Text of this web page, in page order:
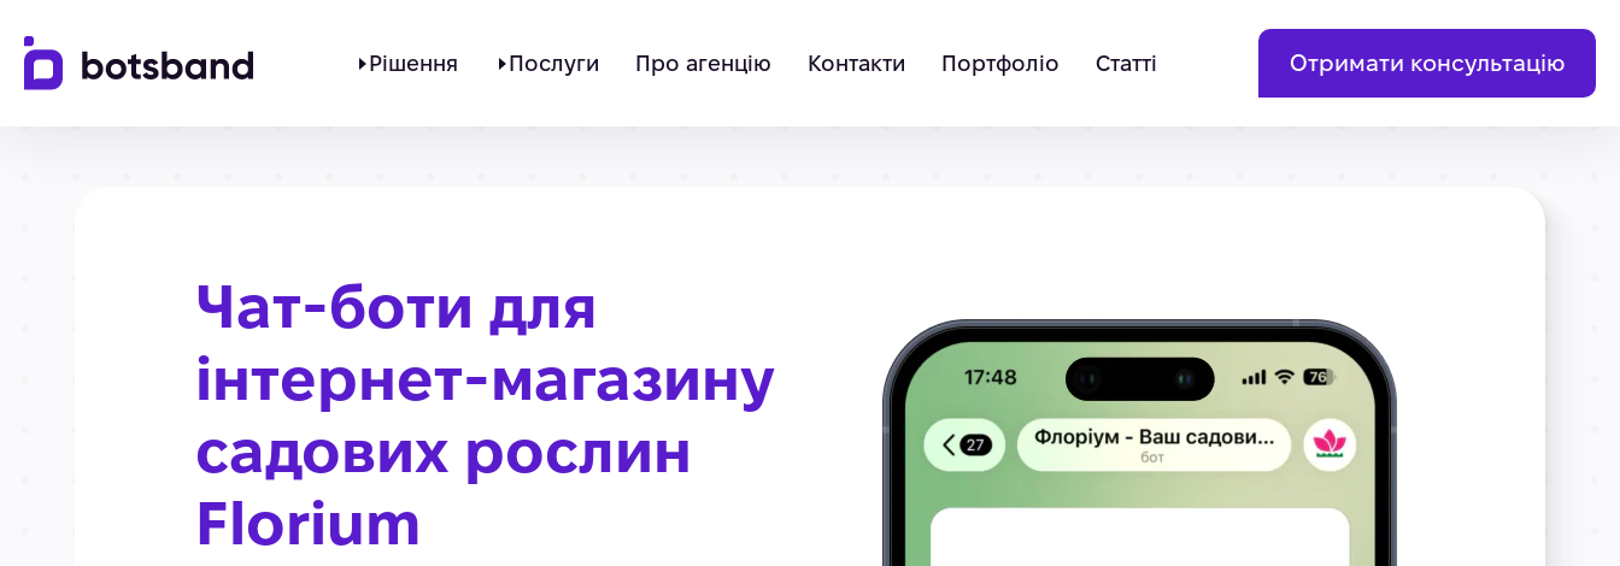
Рішення Послуги Про агенцію Контакти Портфоліо Статті Отримати консультацію
Чат-боти для
інтернет-магазину
садових рослин
Florium